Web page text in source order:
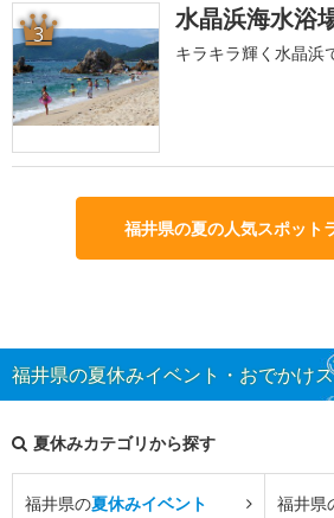
3 水晶浜海水浴
キラキラ輝く水晶浜
福井県の夏の人気スポット
福井県の夏休みイベント・おでかけ
夏休みカテゴリから探す
福井県の夏休みイベント 福井県